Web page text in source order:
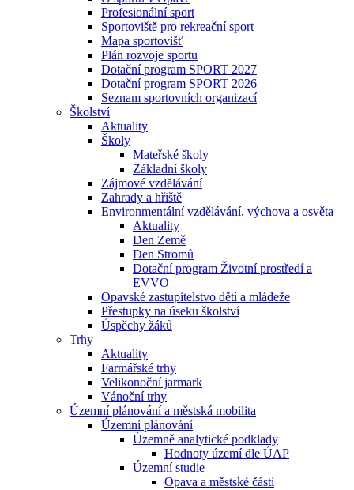
Profesionální sport
Sportoviště pro rekreační sport
Mapa sportovišť
Plán rozvoje sportu
Dotační program SPORT 2027
Dotační program SPORT 2026
Seznam sportovních organizací
Školství
Aktuality
Školy
Mateřské školy
Základní školy
Zájmové vzdělávání
Zahrady a hřiště
Environmentální vzdělávání, výchova a osvěta
Aktuality
Den Země
Den Stromů
Dotační program Životní prostředí a
EVVO
Opavské zastupitelstvo dětí a mládeže
Přestupky na úseku školství
Úspěchy žáků
Trhy
Aktuality
Farmářské trhy
Velikonoční jarmark
Vánoční trhy
Územní plánování a městská mobilita
Územní plánování
Územně analytické podklady
Hodnoty území dle ÚAP
Územní studie
Opava a městské části